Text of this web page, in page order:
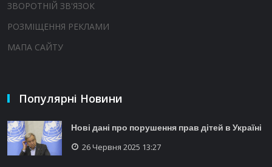
ЗВОРОТНІЙ ЗВ'ЯЗОК
РОЗМІЩЕННЯ РЕКЛАМИ
МАПА САЙТУ
Популярні Новини
Нові дані про порушення прав дітей в Україні
26 Червня 2025 13:27